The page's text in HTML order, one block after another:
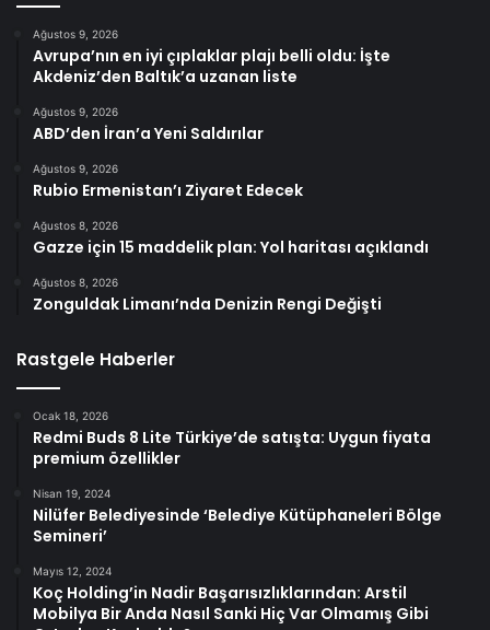
Ağustos 9, 2026
Avrupa’nın en iyi çıplaklar plajı belli oldu: İşte
Akdeniz’den Baltık’a uzanan liste
Ağustos 9, 2026
ABD’den İran’a Yeni Saldırılar
Ağustos 9, 2026
Rubio Ermenistan’ı Ziyaret Edecek
Ağustos 8, 2026
Gazze için 15 maddelik plan: Yol haritası açıklandı
Ağustos 8, 2026
Zonguldak Limanı’nda Denizin Rengi Değişti
Rastgele Haberler
Ocak 18, 2026
Redmi Buds 8 Lite Türkiye’de satışta: Uygun fiyata
premium özellikler
Nisan 19, 2024
Nilüfer Belediyesinde ‘Belediye Kütüphaneleri Bölge
Semineri’
Mayıs 12, 2024
Koç Holding’in Nadir Başarısızlıklarından: Arstil
Mobilya Bir Anda Nasıl Sanki Hiç Var Olmamış Gibi